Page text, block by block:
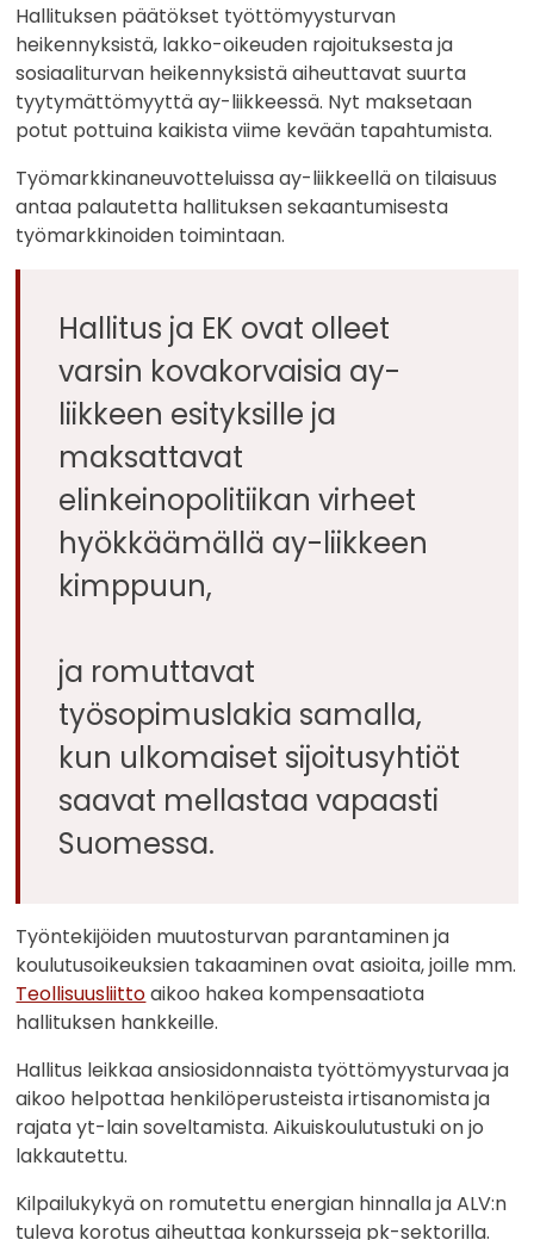
Hallituksen päätökset työttömyysturvan
heikennyksistä, lakko-oikeuden rajoituksesta ja
sosiaaliturvan heikennyksistä aiheuttavat suurta
tyytymättömyyttä ay-liikkeessä. Nyt maksetaan
potut pottuina kaikista viime kevään tapahtumista.
Työmarkkinaneuvotteluissa ay-liikkeellä on tilaisuus
antaa palautetta hallituksen sekaantumisesta
työmarkkinoiden toimintaan.
Hallitus ja EK ovat olleet
varsin kovakorvaisia ay-
liikkeen esityksille ja
maksattavat
elinkeinopolitiikan virheet
hyökkäämällä ay-liikkeen
kimppuun,
ja romuttavat
työsopimuslakia samalla,
kun ulkomaiset sijoitusyhtiöt
saavat mellastaa vapaasti
Suomessa.
Työntekijöiden muutosturvan parantaminen ja
koulutusoikeuksien takaaminen ovat asioita, joille mm.
Teollisuusliittoaikoo hakea kompensaatiota
hallituksen hankkeille.
Hallitus leikkaa ansiosidonnaista työttömyysturvaa ja
aikoo helpottaa henkilöperusteista irtisanomista ja
rajata yt-lain soveltamista. Aikuiskoulutustuki on jo
lakkautettu.
Kilpailukykyä on romutettu energian hinnalla ja ALV:n
tuleva korotus aiheuttaa konkursseja pk-sektorilla.